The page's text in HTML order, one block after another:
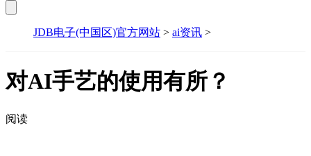
JDB电子(中国区)官方网站 > ai资讯 >
对AI手艺的使用有所？
阅读